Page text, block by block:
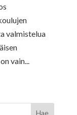
valmistelua
vain...